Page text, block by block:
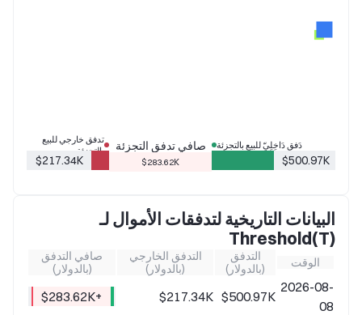
دَفق دَاخِلِيّ للبيع بالتجزئة
$500.97K
صافي تدفق التجزئة
$283.62K
تدفق خارجي للبيع
بالتجزئة
$217.34K
البيانات التاريخية لتدفقات الأموال لـ
Threshold(T)
الوقت
التدفق
(بالدولار)
التدفق الخارجي
(بالدولار)
صافي التدفق
(بالدولار)
2026-08-
08
$500.97K
$217.34K
+$283.62K